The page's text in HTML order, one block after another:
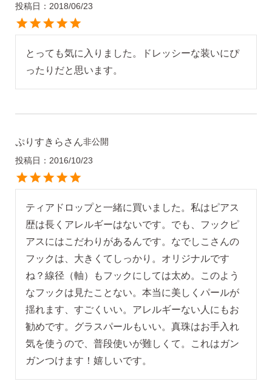
投稿日
2018/06/23
とっても気に入りました。ドレッシーな装いにぴ
ったりだと思います。
ぷりすきら
非公開
投稿日
2016/10/23
ティアドロップと一緒に買いました。私はピアス
歴は長くアレルギーはないです。でも、フックピ
アスにはこだわりがあるんです。なでしこさんの
フックは、大きくてしっかり。オリジナルです
ね？線径（軸）もフックにしては太め。このよう
なフックは見たことない。本当に美しくパールが
揺れます、すごくいい。アレルギーない人にもお
勧めです。グラスパールもいい。真珠はお手入れ
気を使うので、普段使いが難しくて。これはガン
ガンつけます！嬉しいです。